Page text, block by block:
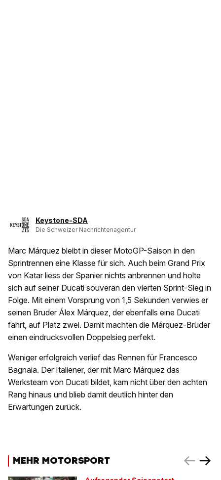
Keystone-SDA
Die Schweizer Nachrichtenagentur
Marc Márquez bleibt in dieser MotoGP-Saison in den
Sprintrennen eine Klasse für sich. Auch beim Grand Prix
von Katar liess der Spanier nichts anbrennen und holte
sich auf seiner Ducati souverän den vierten Sprint-Sieg in
Folge. Mit einem Vorsprung von 1,5 Sekunden verwies er
seinen Bruder Álex Márquez, der ebenfalls eine Ducati
fährt, auf Platz zwei. Damit machten die Márquez-Brüder
einen eindrucksvollen Doppelsieg perfekt.
Weniger erfolgreich verlief das Rennen für Francesco
Bagnaia. Der Italiener, der mit Marc Márquez das
Werksteam von Ducati bildet, kam nicht über den achten
Rang hinaus und blieb damit deutlich hinter den
Erwartungen zurück.
MEHR MOTORSPORT